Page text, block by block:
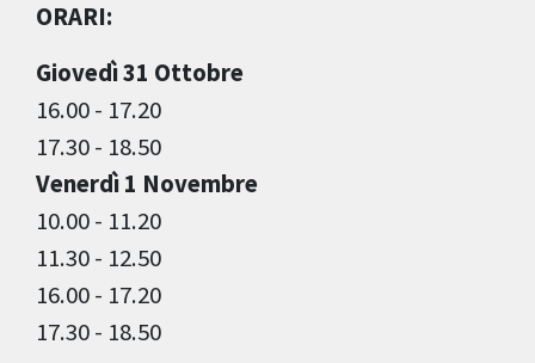
ORARI:
Giovedì 31 Ottobre
16.00 - 17.20
17.30 - 18.50
Venerdì 1 Novembre
10.00 - 11.20
11.30 - 12.50
16.00 - 17.20
17.30 - 18.50